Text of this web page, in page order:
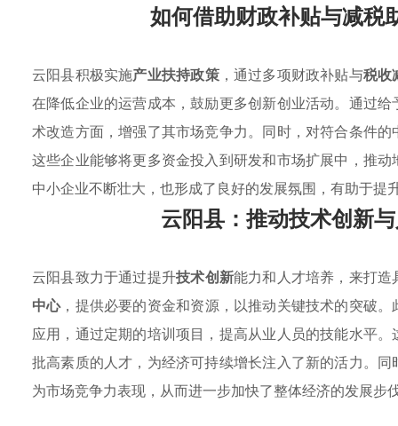
如何借助财政补贴与减税
云阳县积极实施产业扶持政策，通过多项财政补贴与税收
在降低企业的运营成本，鼓励更多创新创业活动。通过
术改造方面，增强了其市场竞争力。同时，对符合条件的
这些企业能够将更多资金投入到研发和市场扩展中，推
中小企业不断壮大，也形成了良好的发展氛围，有助于提
云阳县：推动技术创新
云阳县致力于通过提升技术创新能力和人才培养，来打
中心，提供必要的资金和资源，以推动关键技术的突破
应用，通过定期的培训项目，提高从业人员的技能水平
批高素质的人才，为经济可持续增长注入了新的活力。
为市场竞争力表现，从而进一步加快了整体经济的发展步